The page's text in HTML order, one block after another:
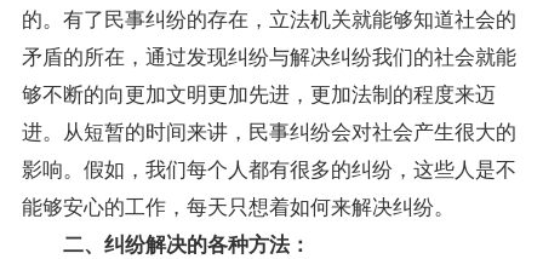
的。有了民事纠纷的存在，立法机关就能够知道社会的
矛盾的所在，通过发现纠纷与解决纠纷我们的社会就能
够不断的向更加文明更加先进，更加法制的程度来迈
进。从短暂的时间来讲，民事纠纷会对社会产生很大的
影响。假如，我们每个人都有很多的纠纷，这些人是不
能够安心的工作，每天只想着如何来解决纠纷。
二、纠纷解决的各种方法：